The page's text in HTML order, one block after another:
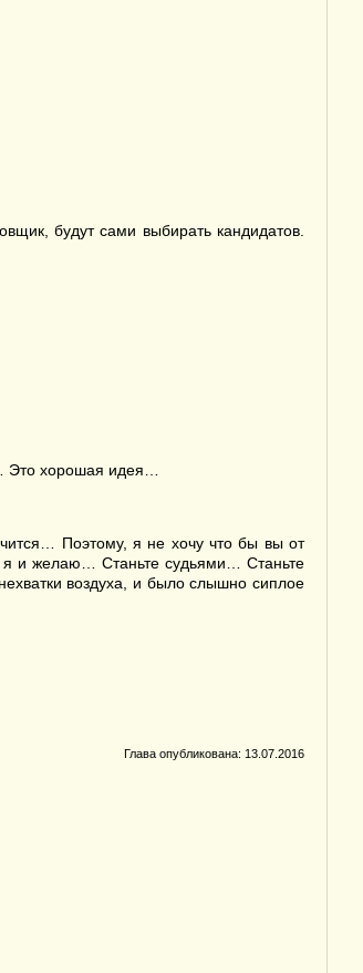
будут сами выбирать кандидатов.
хорошая идея…
Поэтому, я не хочу что бы вы от
я и желаю… Станьте судьями… Станьте
воздуха, и было слышно сиплое
Глава опубликована: 13.07.2016